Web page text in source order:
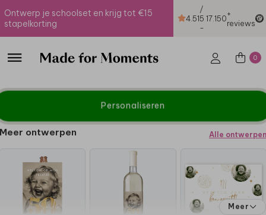
Ontwerp je schoolset en krijg tot €15
stapelkorting
4.51
/
5
-
17.150+
reviews
0
Personaliseren
Meer ontwerpen Alle ontwerpen
Meer